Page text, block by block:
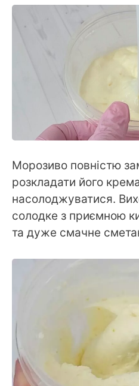
Морозиво повністю
розкладати його
насолоджуватися.
солодке з приємною
та дуже смачне